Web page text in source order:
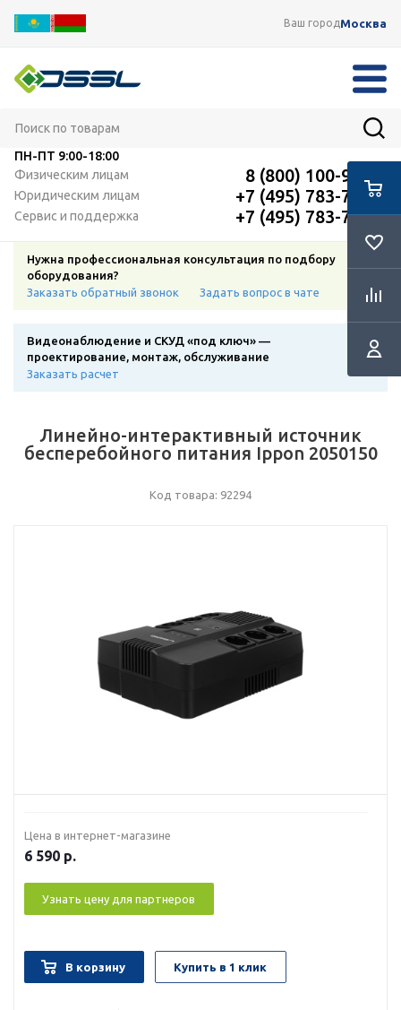
Ваш городМосква
ПН-ПТ 9:00-18:00
Физическим лицам
8 (800) 100-91-12
Юридическим лицам +7 (495) 783-72-87
Сервис и поддержка +7 (495) 783-72-87
Нужна профессиональная консультация по подбору
оборудования?
Заказать обратный звонок
Задать вопрос в чате
Видеонаблюдение и СКУД «под ключ» —
проектирование, монтаж, обслуживание
Заказать расчет
Линейно-интерактивный источник
бесперебойного питания Ippon 2050150
Код товара: 92294
Цена в интернет-магазине
6 590 р.
Узнать цену для партнеров
В корзину Купить в 1 клик